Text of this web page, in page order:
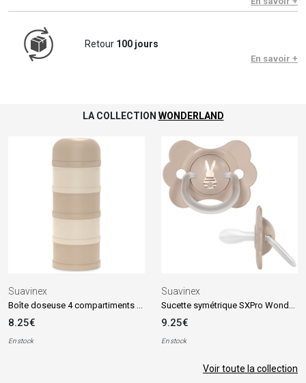
Retour 100 jours
En savoir +
LA COLLECTION WONDERLAND
Suavinex
8.25€
En stock
Suavinex
9.25€
En stock
Voir toute la collection